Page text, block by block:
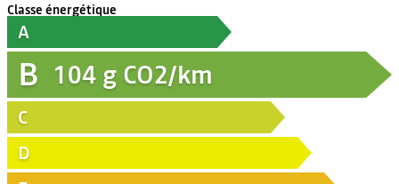
Classe énergétique
A
B 104 g CO2/km
C
D